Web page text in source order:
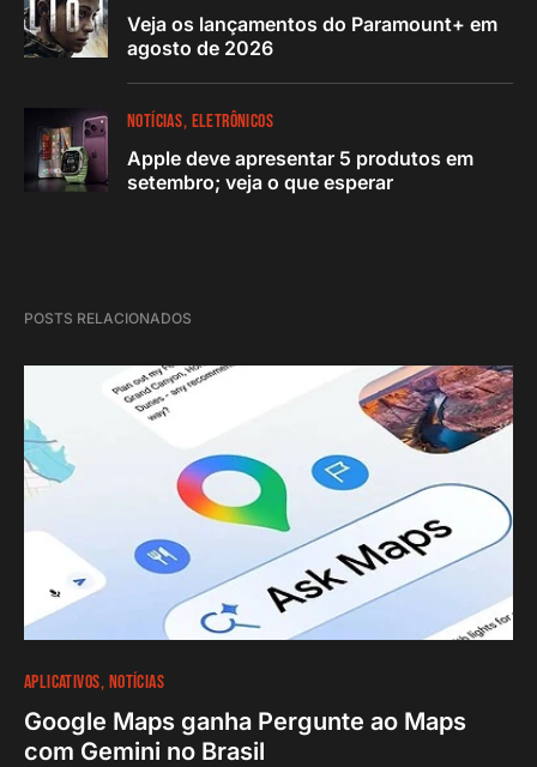
Veja os lançamentos do Paramount+ em
agosto de 2026
NOTÍCIAS ELETRÔNICOS
Apple deve apresentar 5 produtos em
setembro; veja o que esperar
POSTS RELACIONADOS
APLICATIVOS NOTÍCIAS
Google Maps ganha Pergunte ao Maps
com Gemini no Brasil